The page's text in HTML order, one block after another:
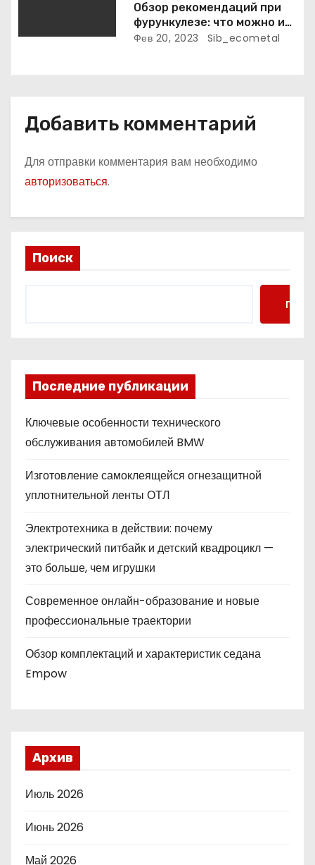
Обзор рекомендаций при
фурункулезе: что можно и
что нельзя делать
Фев 20, 2023 Sib_ecometal
Добавить комментарий
Для отправки комментария вам необходимо
авторизоваться.
Поиск
Поиск
Последние публикации
Ключевые особенности технического
обслуживания автомобилей BMW
Изготовление самоклеящейся огнезащитной
уплотнительной ленты ОТЛ
Электротехника в действии: почему
электрический питбайк и детский квадроцикл —
это больше, чем игрушки
Современное онлайн-образование и новые
профессиональные траектории
Обзор комплектаций и характеристик седана
Empow
Архив
Июль 2026
Июнь 2026
Май 2026